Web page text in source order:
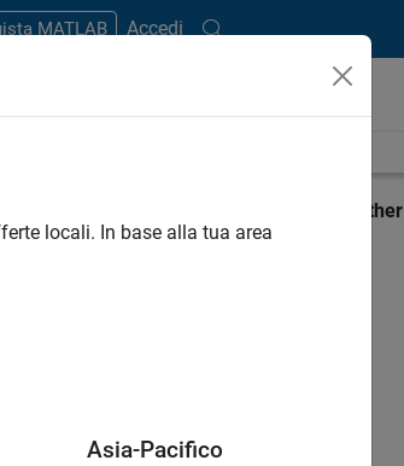
MATLAB Accedi
View requirements for another
product:
locali. In base alla tua area
Asia-Pacifico